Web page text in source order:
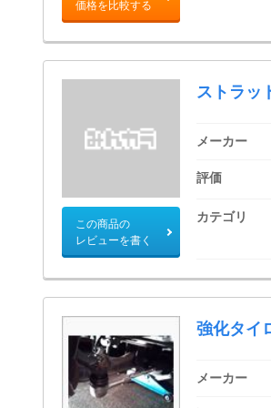
価格を比較する
この商品の
レビューを書く
ストラッ
メーカー
評価
カテゴリ
強化タイ
メーカー